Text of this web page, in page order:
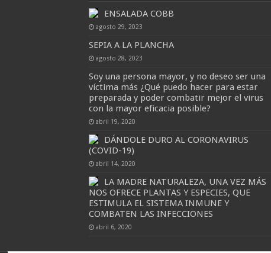
ENSALADA COBB
agosto 29, 2023
SEPIA A LA PLANCHA
agosto 28, 2023
Soy una persona mayor, y no deseo ser una
víctima más ¿Qué puedo hacer para estar
preparada y poder combatir mejor el virus
con la mayor eficacia posible?
abril 19, 2020
DÁNDOLE DURO AL CORONAVIRUS
(COVID-19)
abril 14, 2020
LA MADRE NATURALEZA, UNA VEZ MÁS
NOS OFRECE PLANTAS Y ESPECIES, QUE
ESTIMULA EL SISTEMA INMUNE Y
COMBATEN LAS INFECCIONES
abril 6, 2020